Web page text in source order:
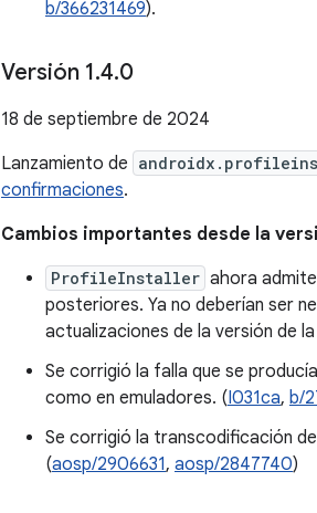
b/366231469).
Versión 1.4.0
18 de septiembre de 2024
Lanzamiento de
confirmaciones.
Cambios importantes desde la
ProfileInstaller ahora
posteriores. Ya no deberían ser
actualizaciones de la versión de
Se corrigió la falla que se
como en emuladores. (I031ca, b/
Se corrigió la transcodificación
(aosp/2906631, aosp/2847740)